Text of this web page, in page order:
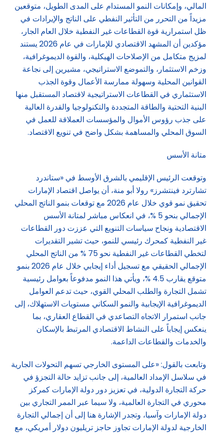
المالي، وإمكانات النمو المستدام على المدى الطويل، متوقعين
مزيداً من التحرر من التأثير النفطي على الناتج والإيرادات في
ظل استمرارية قوة القطاعات غير النفطية خلال العام الجار،
مؤكدين أن المشهد الاقتصادي للإمارات في عام 2026 يستند
لمزيج متكامل من الإصلاحات الهيكلية، والقوة الديموغرافية،
وزخم الاستثمار، والتموضع الاستراتيجي، مشيرين إلى نجاعة
القوانين المحلية وسهولة ممارسة الأعمال وقوة الجذب
الاستثماري في القطاعات الاستراتيجية لاقتصاد المستقبل منها
البنية التحتية والطاقة المتجددة والتكنولوجيا والقدرة العالية
على جذب رؤوس الأموال والمؤسسات العملاقة للعمل في
السوق المحلي والمساهمة بشكل واضح في تنويع الاقتصاد.
متانة الأسس
وتوقعت الرئيس الإقليمي بالشرق الأوسط في «ستاندرد
تشارترد فينتشرز» رولا أبو منة، أن يواصل اقتصاد الإمارات
تحقيق نمو قوي خلال عام 2026 مع توقعات بنمو الناتج المحلي
الإجمالي بنحو 5 %، في انعكاس مباشر لمتانة الأسس
الاقتصادية ونجاح سياسات التنويع التي عززت دور القطاعات
غير النفطية كمحرك رئيسي للنمو، حيث تشير التقديرات
لتخطي القطاعات غير النفطية نحو 75 % من الناتج المحلي
الإجمالي الحقيقي مع تسجيل أداء إيجابي خلال عام 2026 بنمو
متوقع يقارب 4.5 %، ويأتي هذا النمو مدفوعاً بعوامل رئيسية
تشمل التجارة والطلب المحلي القوي، حيث تدعم العوامل
الديموغرافية الإيجابية والنمو السكاني مستويات الاستهلاك، إلى
جانب استمرار الاتجاه التصاعدي في القطاع العقاري، بما
ينعكس إيجاباً على النشاط الاقتصادي المرتبط بالإسكان
والخدمات والقطاعات الداعمة.
وتابعت بالقول: «على المستوى الخارجي تسهم التحولات الجارية
في سلاسل الإمداد العالمية، إلى جانب تزايد حالة التجزؤ في
حركة التجارة الدولية، في تعزيز دور دولة الإمارات كمركز
محوري في التجارة العالمية، ولا سيما عبر الممر التجاري بين
دولة الإمارات وآسيا، وتجدر الإشارة هنا إلى أن إجمالي التجارة
الخارجية لدولة الإمارات تجاوز حاجز تريليون دولار أمريكي، مع